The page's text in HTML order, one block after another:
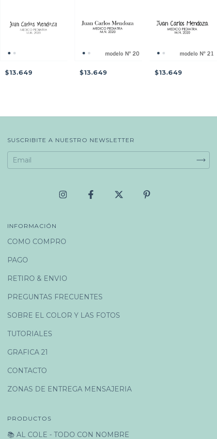
$13.649 $13.649 $13.649
SUSCRIBITE A NUESTRO NEWSLETTER
INFORMACIÓN
COMO COMPRO
PAGO
RETIRO & ENVIO
PREGUNTAS FRECUENTES
SOBRE EL COLOR Y LAS FOTOS
TUTORIALES
GRAFICA 21
CONTACTO
ZONAS DE ENTREGA MENSAJERIA
PRODUCTOS
📚 AL COLE - TODO CON NOMBRE